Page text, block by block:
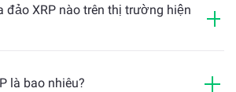
đảo XRP nào trên thị trường hiện
là bao nhiêu?